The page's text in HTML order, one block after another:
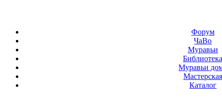
Форум
ЧаВо
Муравьи
Муравьи
Мастерская
Каталог